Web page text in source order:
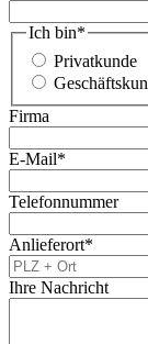
Ich bin*
Privatkunde
Firma
E-Mail*
Telefonnummer
Anlieferort*
Ihre Nachricht